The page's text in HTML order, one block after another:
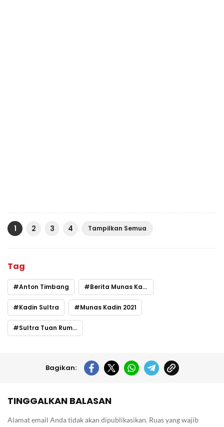
1 2 3 4 Tampilkan Semua
Tag
Anton Timbang Berita Munas Kadin
Kadin Sultra Munas Kadin 2021
Sultra Tuan Rumah Munas Kadin
Bagikan:
TINGGALKAN BALASAN
Alamat email Anda tidak akan dipublikasikan. Ruas yang wajib